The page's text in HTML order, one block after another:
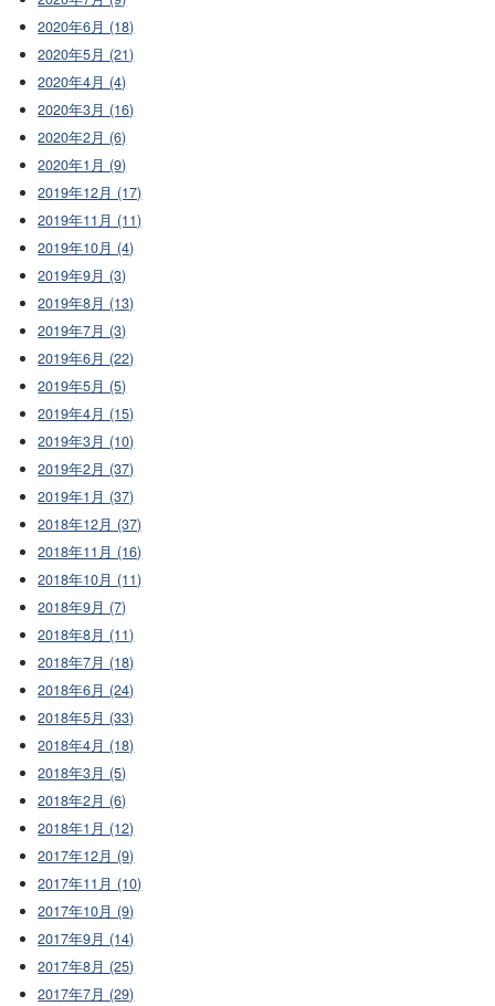
2020年6月 (18)
2020年5月 (21)
2020年4月 (4)
2020年3月 (16)
2020年2月 (6)
2020年1月 (9)
2019年12月 (17)
2019年11月 (11)
2019年10月 (4)
2019年9月 (3)
2019年8月 (13)
2019年7月 (3)
2019年6月 (22)
2019年5月 (5)
2019年4月 (15)
2019年3月 (10)
2019年2月 (37)
2019年1月 (37)
2018年12月 (37)
2018年11月 (16)
2018年10月 (11)
2018年9月 (7)
2018年8月 (11)
2018年7月 (18)
2018年6月 (24)
2018年5月 (33)
2018年4月 (18)
2018年3月 (5)
2018年2月 (6)
2018年1月 (12)
2017年12月 (9)
2017年11月 (10)
2017年10月 (9)
2017年9月 (14)
2017年8月 (25)
2017年7月 (29)